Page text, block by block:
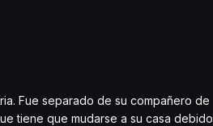
Fue separado de su compañero de
tiene que mudarse a su casa debido